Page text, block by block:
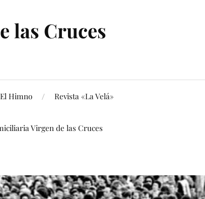
las Cruces
El Himno Revista «La Velá»
Virgen de las Cruces